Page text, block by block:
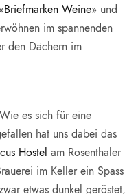
Briefmarken Weine» und
im spannenden
den Dächern im
es sich für eine
hat uns dabei das
Hostel am Rosenthaler
im Keller ein Spass
etwas dunkel geröstet,